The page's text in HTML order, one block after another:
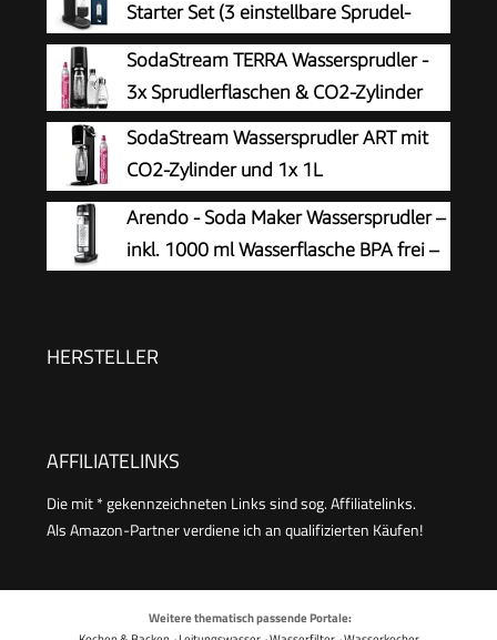
Starter Set (3 einstellbare Sprudel-
Stufen, ohne CO2 Flasche, 1x 0,85l
Wasserflasche + Reinigungspulver), schwarz,
31943K00
SodaStream TERRA Wassersprudler -
3x Sprudlerflaschen & CO2-Zylinder
SodaStream Wassersprudler ART mit
CO2-Zylinder und 1x 1L
spülmaschinenfeste Kunststoff-
Flasche, Höhe 44cm, Schwarz, 44 cm
Arendo - Soda Maker Wassersprudler –
inkl. 1000 ml Wasserflasche BPA frei –
HERSTELLER
AFFILIATELINKS
Die mit * gekennzeichneten Links sind sog. Affiliatelinks.
Als Amazon-Partner verdiene ich an qualifizierten Käufen!
Weitere thematisch passende Portale: